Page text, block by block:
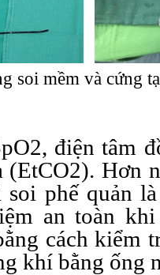
soi mềm và cứng
điện tâm
Hơn
phế quản
an toàn
cách kiểm
khí bằng ống